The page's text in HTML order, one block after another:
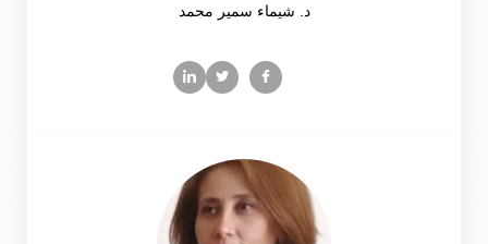
د. شيماء سمير محمد